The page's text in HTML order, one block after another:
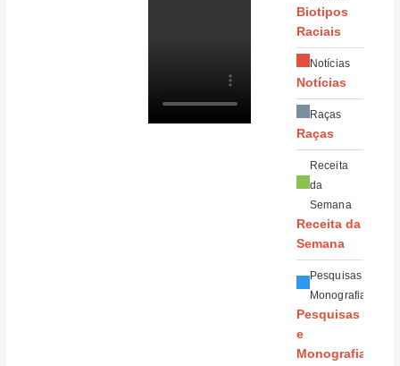
Biotipos
Raciais
Notícias
Notícias
Raças
Raças
Receita
da
Semana
Receita da
Semana
Pesquisas e
Monografias
Pesquisas
e
Monografias